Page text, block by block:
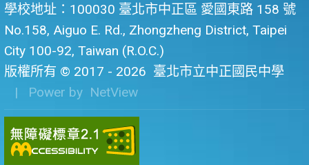
學校地址：100030 臺北市中正區 愛國東路 158 號
No.158, Aiguo E. Rd., Zhongzheng District, Taipei
City 100-92, Taiwan (R.O.C.)
版權所有 © 2017 - 2026 臺北市立中正國民中學
| Power by NetView